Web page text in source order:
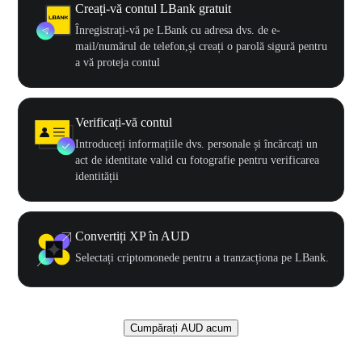
Creați-vă contul LBank gratuit
Înregistrați-vă pe LBank cu adresa dvs. de e-
mail/numărul de telefon,și creați o parolă sigură pentru
a vă proteja contul
Verificați-vă contul
Introduceți informațiile dvs. personale și încărcați un
act de identitate valid cu fotografie pentru verificarea
identității
Convertiți XP în AUD
Selectați criptomonede pentru a tranzacționa pe LBank.
Cumpărați AUD acum